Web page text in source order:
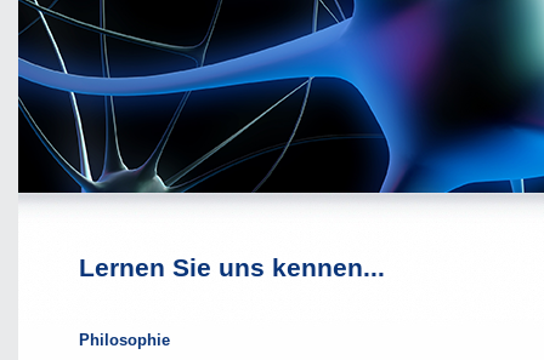
Lernen Sie uns kennen...
Philosophie